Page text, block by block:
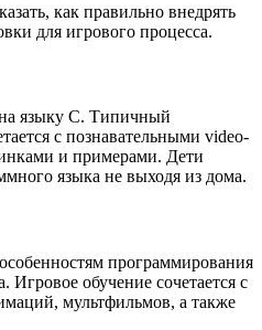
как правильно внедрять
для игрового процесса.
языку C. Типичный
с познавательными video-
и примерами. Дети
языка не выходя из дома.
программирования
Игровое обучение сочетается с
мультфильмов, а также